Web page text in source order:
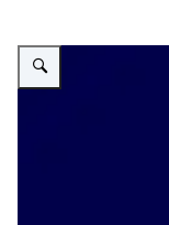
Vergroot afbeelding